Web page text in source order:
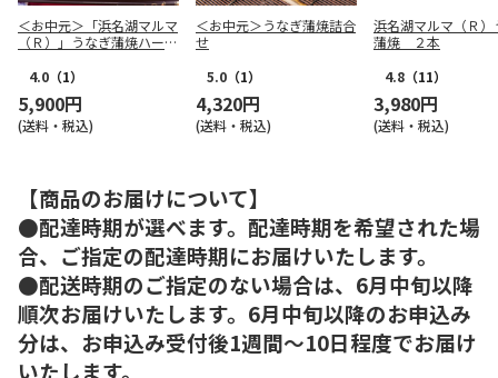
＜お中元＞「浜名湖マルマ
（Ｒ）」うなぎ蒲焼ハーフ
4.0 （1）
5,900円
(送料・税込)
＜お中元＞うなぎ蒲焼詰合
せ
5.0 （1）
4,320円
(送料・税込)
浜名湖マルマ（Ｒ）
蒲焼 ２本
4.8 （11）
3,980円
(送料・税込)
【商品のお届けについて】
●配達時期が選べます。配達時期を希望された場
合、ご指定の配達時期にお届けいたします。
●配送時期のご指定のない場合は、6月中旬以降
順次お届けいたします。6月中旬以降のお申込み
分は、お申込み受付後1週間～10日程度でお届け
いたします。